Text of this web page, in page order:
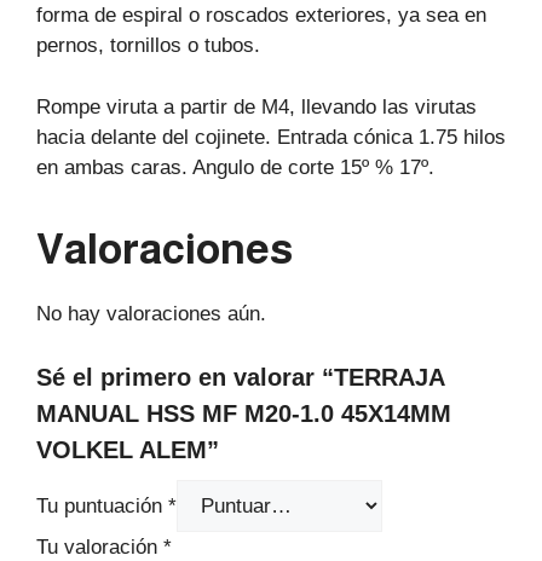
forma de espiral o roscados exteriores, ya sea en
pernos, tornillos o tubos.
Rompe viruta a partir de M4, llevando las virutas
hacia delante del cojinete. Entrada cónica 1.75 hilos
en ambas caras. Angulo de corte 15º % 17º.
Valoraciones
No hay valoraciones aún.
Sé el primero en valorar “TERRAJA
MANUAL HSS MF M20-1.0 45X14MM
VOLKEL ALEM”
Tu puntuación *
Tu valoración *